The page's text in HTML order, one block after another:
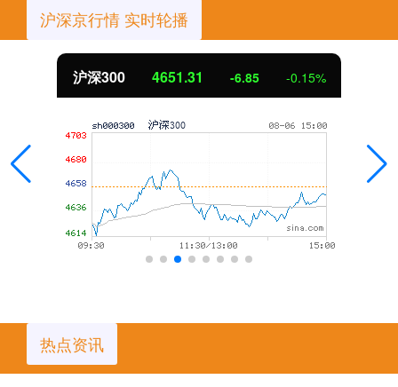
沪深京行情 实时轮播
沪深300 4651.31 -6.85 -0.15%
热点资讯